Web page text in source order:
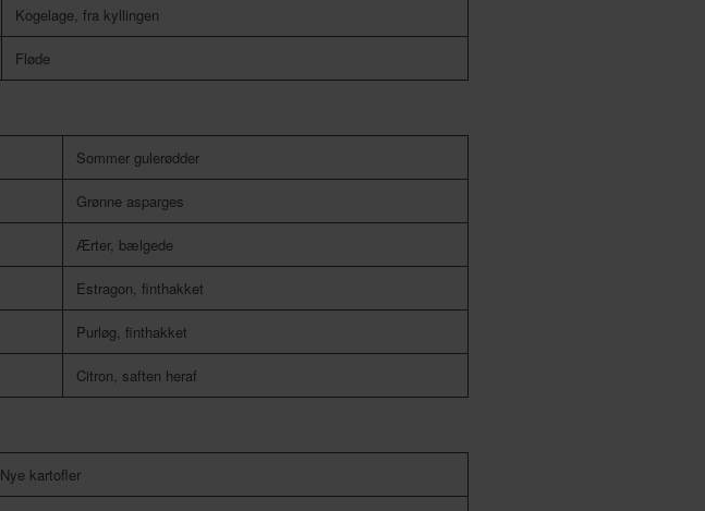
Kogelage, fra kyllingen
Fløde
Sommer gulerødder
Grønne asparges
Ærter, bælgede
Estragon, finthakket
Purløg, finthakket
Citron, saften heraf
Nye kartofler